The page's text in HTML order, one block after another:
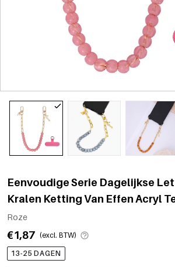
Eenvoudige Serie Dagelijkse
Kralen Ketting Van Effen Acryl
Roze
€1,87 (excl. BTW)
13-25 DAGEN